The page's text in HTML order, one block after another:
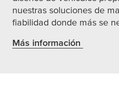
nuestras soluciones de
fiabilidad donde más se
Más información